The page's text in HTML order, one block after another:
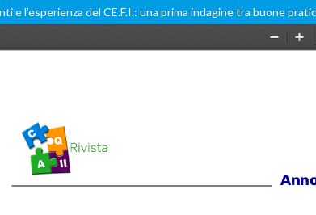
e l’esperienza del CE.F.I.: una prima indagine tra buone